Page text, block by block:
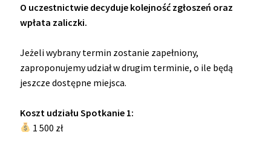
O uczestnictwie decyduje kolejność zgłoszeń oraz
wpłata zaliczki.
Jeżeli wybrany termin zostanie zapełniony,
zaproponujemy udział w drugim terminie, o ile będą
jeszcze dostępne miejsca.
Koszt udziału Spotkanie 1:
1 500 zł